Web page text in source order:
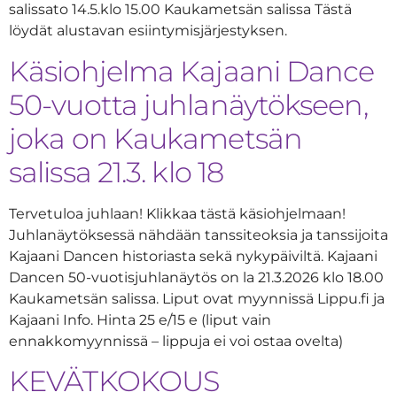
salissato 14.5.klo 15.00 Kaukametsän salissa Tästä
löydät alustavan esiintymisjärjestyksen.
Käsiohjelma Kajaani Dance
50-vuotta juhlanäytökseen,
joka on Kaukametsän
salissa 21.3. klo 18
Tervetuloa juhlaan! Klikkaa tästä käsiohjelmaan!
Juhlanäytöksessä nähdään tanssiteoksia ja tanssijoita
Kajaani Dancen historiasta sekä nykypäiviltä. Kajaani
Dancen 50-vuotisjuhlanäytös on la 21.3.2026 klo 18.00
Kaukametsän salissa. Liput ovat myynnissä Lippu.fi ja
Kajaani Info. Hinta 25 e/15 e (liput vain
ennakkomyynnissä – lippuja ei voi ostaa ovelta)
KEVÄTKOKOUS